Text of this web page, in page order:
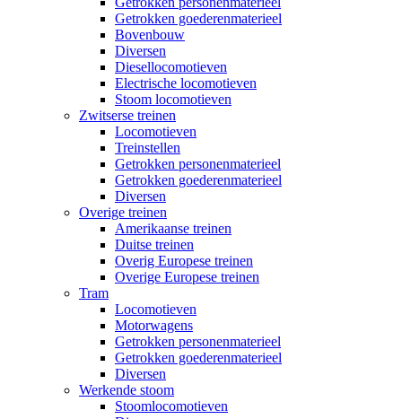
Getrokken goederenmaterieel
Bovenbouw
Diversen
Diesellocomotieven
Electrische locomotieven
Stoom locomotieven
Zwitserse treinen
Locomotieven
Treinstellen
Getrokken personenmaterieel
Getrokken goederenmaterieel
Diversen
Overige treinen
Amerikaanse treinen
Duitse treinen
Overig Europese treinen
Overige Europese treinen
Tram
Locomotieven
Motorwagens
Getrokken personenmaterieel
Getrokken goederenmaterieel
Diversen
Werkende stoom
Stoomlocomotieven